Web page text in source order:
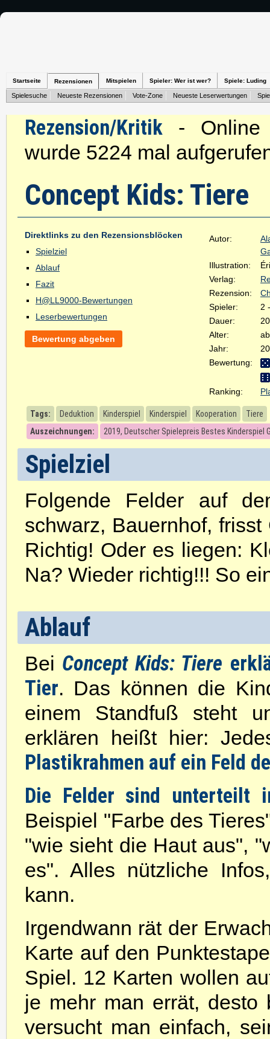
Startseite Rezensionen Mitspielen Spieler: Wer ist wer? Spiele: Luding
Spielesuche Neueste Rezensionen Vote-Zone Neueste Leserwertungen
Rezension/Kritik - Online
wurde 5224 mal
Concept Kids: Tiere
Direktlinks zu den Rezensionsblöcken
Spielziel
Ablauf
Fazit
H@LL9000-Bewertungen
Leserbewertungen
Bewertung abgeben
Autor:
Illustration:
Verlag:
Rezension:
Spieler:
2
Dauer:
Alter:
Jahr:
Bewertung:
Ranking:
Tags: Deduktion Kinderspiel Kinderspiel Kooperation
Tiere
Auszeichnungen:
2019, Deutscher Spielepreis Bestes Kinderspiel
Spielziel
Folgende Felder auf
schwarz, Bauernhof,
Richtig! Oder es liegen:
Na? Wieder richtig!!! So
Ablauf
Bei Concept Kids: Tiere
Tier. Das können die
einem Standfuß steht
erklären heißt hier:
Plastikrahmen auf ein Feld
Die Felder sind unterteilt
Beispiel "Farbe des
"wie sieht die Haut aus",
es". Alles nützliche
kann.
Irgendwann rät der
Karte auf den
Spiel. 12 Karten wollen
je mehr man errät, desto
versucht man einfach,